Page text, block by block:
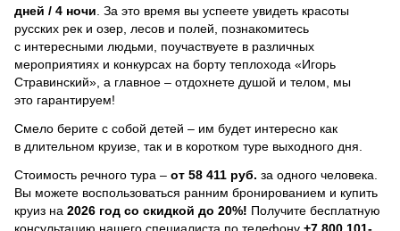
дней / 4 ночи За это время вы успеете увидеть красоты
русских рек и озер, лесов и полей, познакомитесь
с интересными людьми, поучаствуете в различных
мероприятиях и конкурсах на борту теплохода «Игорь
Стравинский», а главное – отдохнете душой и телом, мы
это гарантируем!
Смело берите с собой детей – им будет интересно как
в длительном круизе, так и в коротком туре выходного дня.
Стоимость речного тура – от 58 411 руб. за одного человека.
Вы можете воспользоваться ранним бронированием и купить
круиз на 2026 год со скидкой до 20%! Получите бесплатную
консультацию нашего специалиста по телефону +7 800 101-